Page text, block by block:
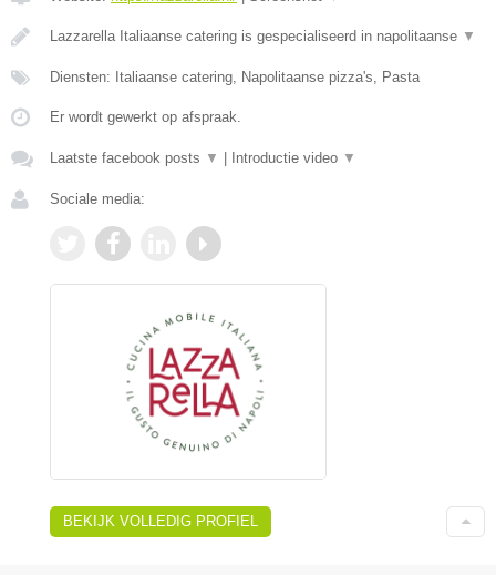
Lazzarella Italiaanse catering is gespecialiseerd in napolitaanse ▼
Diensten: Italiaanse catering, Napolitaanse pizza's, Pasta
Er wordt gewerkt op afspraak.
Laatste facebook posts ▼ Introductie video ▼
Sociale media:
BEKIJK VOLLEDIG PROFIEL